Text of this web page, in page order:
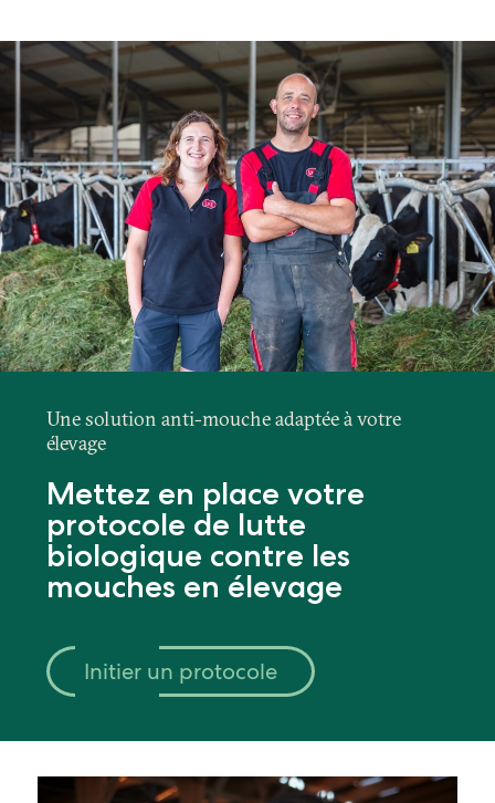
Une solution anti-mouche adaptée à votre
élevage
Mettez en place votre
protocole de lutte
biologique contre les
mouches en élevage
Initier un protocole